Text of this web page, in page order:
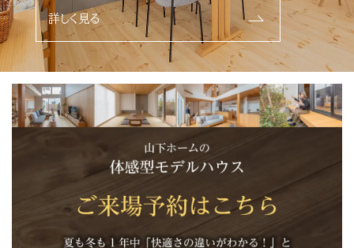
詳しく見る